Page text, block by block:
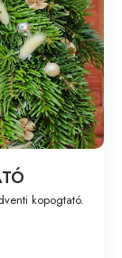
kopogtató.